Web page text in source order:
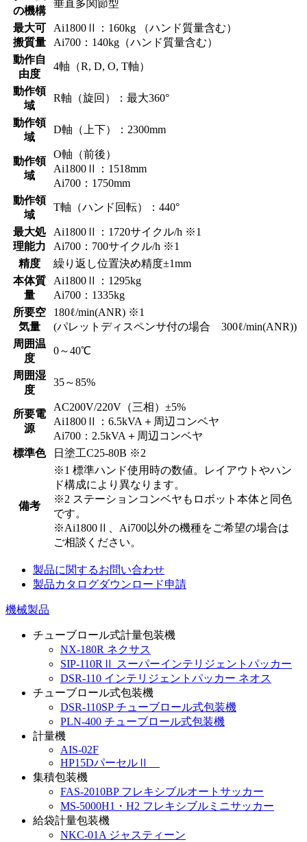
の機構
垂直多関節型
最大可
搬質量
Ai1800Ⅱ：160kg （ハンド質量含む）
Ai700：140kg（ハンド質量含む）
動作自
由度
4軸（R, D, O, T軸）
動作領
域
R軸（旋回）：最大360°
動作領
域
D軸（上下）：2300mm
動作領
域
O軸（前後）
Ai1800Ⅱ：1518mm
Ai700：1750mm
動作領
域
T軸（ハンド回転）：440°
最大処
理能力
Ai1800Ⅱ：1720サイクル/h ※1
Ai700：700サイクル/h ※1
精度
繰り返し位置決め精度±1mm
本体質
量
Ai1800Ⅱ：1295kg
Ai700：1335kg
所要空
気量
180ℓ/min(ANR) ※1
(パレットディスペンサ付の場合 300ℓ/min(ANR))
周囲温
度
0～40℃
周囲湿
度
35～85%
所要電
源
AC200V/220V（三相）±5%
Ai1800Ⅱ：6.5kVA＋周辺コンベヤ
Ai700：2.5kVA＋周辺コンベヤ
標準色
日塗工C25-80B ※2
備考
※1 標準ハンド使用時の数値。レイアウトやハン
ド構成により異なります。
※2 ステーションコンベヤもロボット本体と同色
です。
※Ai1800Ⅱ、Ai700以外の機種をご希望の場合は
ご相談ください。
製品に関するお問い合わせ
製品カタログダウンロード申請
機械製品
チューブロール式計量包装機
NX-180R ネクサス
SIP-110RⅡ スーパーインテリジェントパッカー
DSR-110 インテリジェントパッカー ネオス
チューブロール式包装機
DSR-110SP チューブロール式包装機
PLN-400 チューブロール式包装機
計量機
AIS-02F
HP15DパーセルⅡ
集積包装機
FAS-2010BP フレキシブルオートサッカー
MS-5000H1・H2 フレキシブルミニサッカー
給袋計量包装機
NKC-01A ジャスティーン